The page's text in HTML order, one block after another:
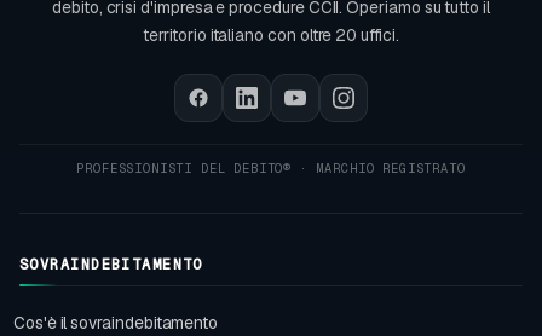
debito, crisi d'impresa e procedure CCII. Operiamo su tutto il
territorio italiano con oltre 20 uffici.
SOVRAINDEBITAMENTO
Cos'è il sovraindebitamento